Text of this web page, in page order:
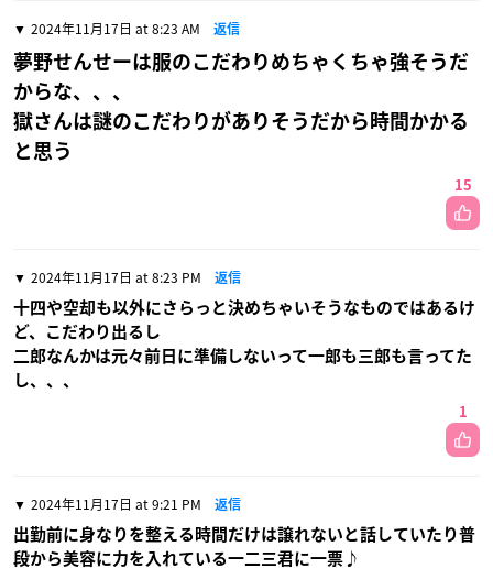
2024年11月17日 at 8:23 AM 返信
夢野せんせーは服のこだわりめちゃくちゃ強そうだ
からな、、、
獄さんは謎のこだわりがありそうだから時間かかる
と思う
15
2024年11月17日 at 8:23 PM 返信
十四や空却も以外にさらっと決めちゃいそうなものではあるけ
ど、こだわり出るし
二郎なんかは元々前日に準備しないって一郎も三郎も言ってた
し、、、
1
2024年11月17日 at 9:21 PM 返信
出勤前に身なりを整える時間だけは譲れないと話していたり普
段から美容に力を入れている一二三君に一票♪